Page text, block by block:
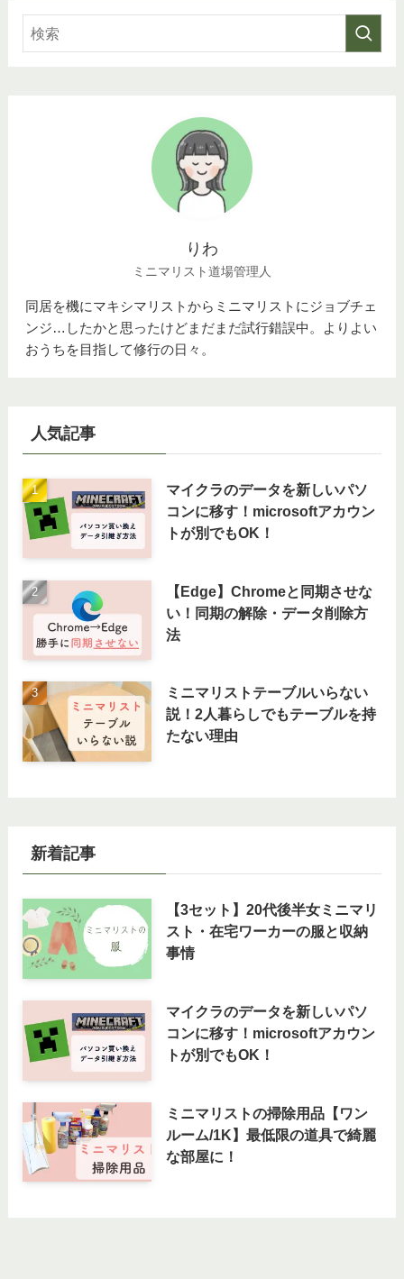
りわ
ミニマリスト道場管理人
同居を機にマキシマリストからミニマリストにジョブチェ
ンジ…したかと思ったけどまだまだ試行錯誤中。よりよい
おうちを目指して修行の日々。
人気記事
マイクラのデータを新しいパソ
コンに移す！microsoftアカウン
トが別でもOK！
【Edge】Chromeと同期させな
い！同期の解除・データ削除方
法
ミニマリストテーブルいらない
説！2人暮らしでもテーブルを持
たない理由
新着記事
【3セット】20代後半女ミニマリ
スト・在宅ワーカーの服と収納
事情
マイクラのデータを新しいパソ
コンに移す！microsoftアカウン
トが別でもOK！
ミニマリストの掃除用品【ワン
ルーム/1K】最低限の道具で綺麗
な部屋に！